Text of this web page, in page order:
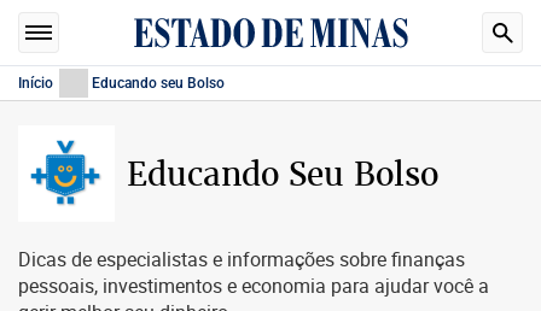
Início Educando seu Bolso
Educando Seu Bolso
Dicas de especialistas e informações sobre finanças
pessoais, investimentos e economia para ajudar você a